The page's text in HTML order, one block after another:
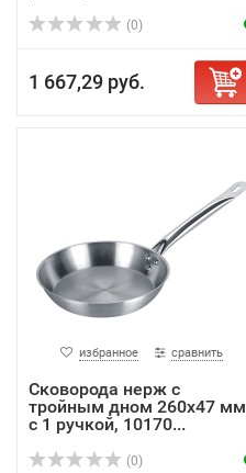
(0)
1 667,29 руб.
избранное сравнить
Сковорода нерж с
тройным дном 260х47 мм
с 1 ручкой, 10170...
(0)